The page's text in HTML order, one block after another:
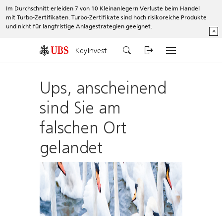
Im Durchschnitt erleiden 7 von 10 Kleinanlegern Verluste beim Handel
mit Turbo-Zertifikaten. Turbo-Zertifikate sind hoch risikoreiche Produkte
und nicht für langfristige Anlagestrategien geeignet.
^
KeyInvest
Ups, anscheinend
sind Sie am
falschen Ort
gelandet